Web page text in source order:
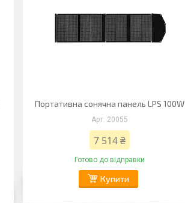
Портативна сонячна панель LPS 100W
20055
7 514 ₴
Готово до відправки
Купити